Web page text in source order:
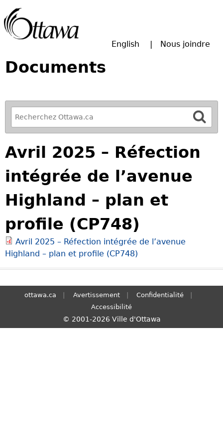
English Nous joindre
Documents
R
e
f
i
n
e
y
o
u
r
S
e
a
r
Avril 2025 – Réfection
intégrée de l’avenue
Highland – plan et
profile (CP748)
Avril 2025 – Réfection intégrée de l’avenue
Highland – plan et profile (CP748)
ottawa.ca Avertissement
Confidentialité
Accessibilité
© 2001-2026 Ville d'Ottawa